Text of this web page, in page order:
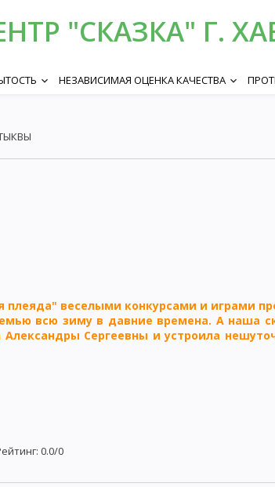
"СКАЗКА" Г.
keyboard_arrow_down НЕЗАВИСИМАЯ ОЦЕНКА КАЧЕСТВА keyboard_arrow_down
плеяда" веселыми конкурсами и играми
всю зиму в давние времена. А наша
Александры Сергеевны и устроила
: 0.0/0